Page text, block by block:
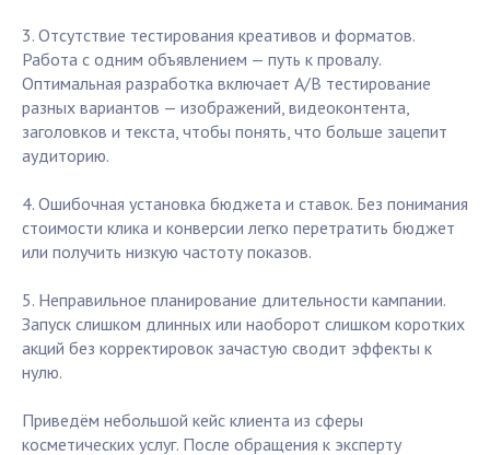
3. Отсутствие тестирования креативов и форматов.
Работа с одним объявлением — путь к провалу.
Оптимальная разработка включает A/B тестирование
разных вариантов — изображений, видеоконтента,
заголовков и текста, чтобы понять, что больше зацепит
аудиторию.
4. Ошибочная установка бюджета и ставок. Без понимания
стоимости клика и конверсии легко перетратить бюджет
или получить низкую частоту показов.
5. Неправильное планирование длительности кампании.
Запуск слишком длинных или наоборот слишком коротких
акций без корректировок зачастую сводит эффекты к
нулю.
Приведём небольшой кейс клиента из сферы
косметических услуг. После обращения к эксперту